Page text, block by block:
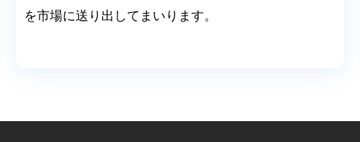
を市場に送り出してまいります。